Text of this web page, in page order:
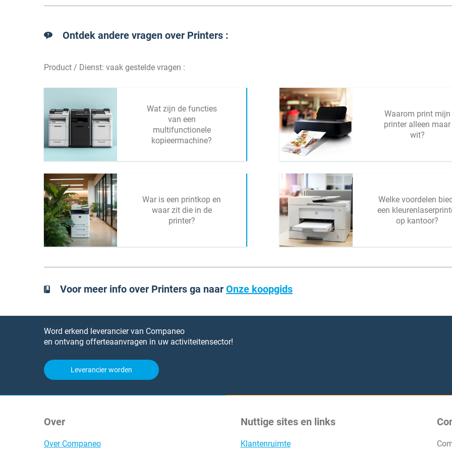
Ontdek andere vragen over Printers :
Product / Dienst: vaak gestelde vragen :
Wat zijn de functies
van een
multifunctionele
kopieermachine?
Waarom print mijn
printer alleen maar
wit?
War is een printkop en
waar zit die in de
printer?
Welke voordelen
een
op kantoor?
Voor meer info over Printers ga naarOnze koopgids
Word erkend leverancier van Companeo
en ontvang offerteaanvragen in uw activiteitensector!
Leverancier worden
Over
Over Companeo
Nuttige sites en links
Klantenruimte